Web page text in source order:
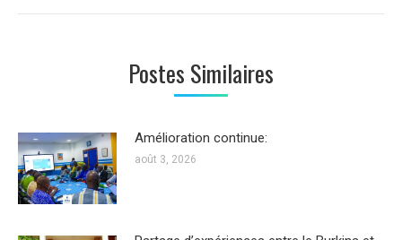
Postes Similaires
Amélioration continue:
août 3, 2026